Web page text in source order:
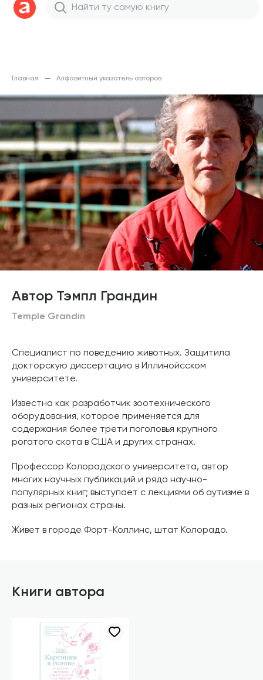
Главная Алфавитный указатель авторов
Автор Тэмпл Грандин
Temple Grandin
Специалист по поведению животных. Защитила
докторскую диссертацию в Иллинойсском
университете.
Известна как разработчик зоотехнического
оборудования, которое применяется для
содержания более трети поголовья крупного
рогатого скота в США и других странах.
Профессор Колорадского университета, автор
многих научных публикаций и ряда научно-
популярных книг; выступает с лекциями об аутизме в
разных регионах страны.
Живет в городе Форт-Коллинс, штат Колорадо.
Книги автора